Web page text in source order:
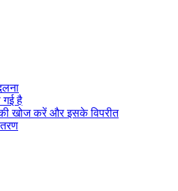
गई है
की खोज करें और इसके विपरीत